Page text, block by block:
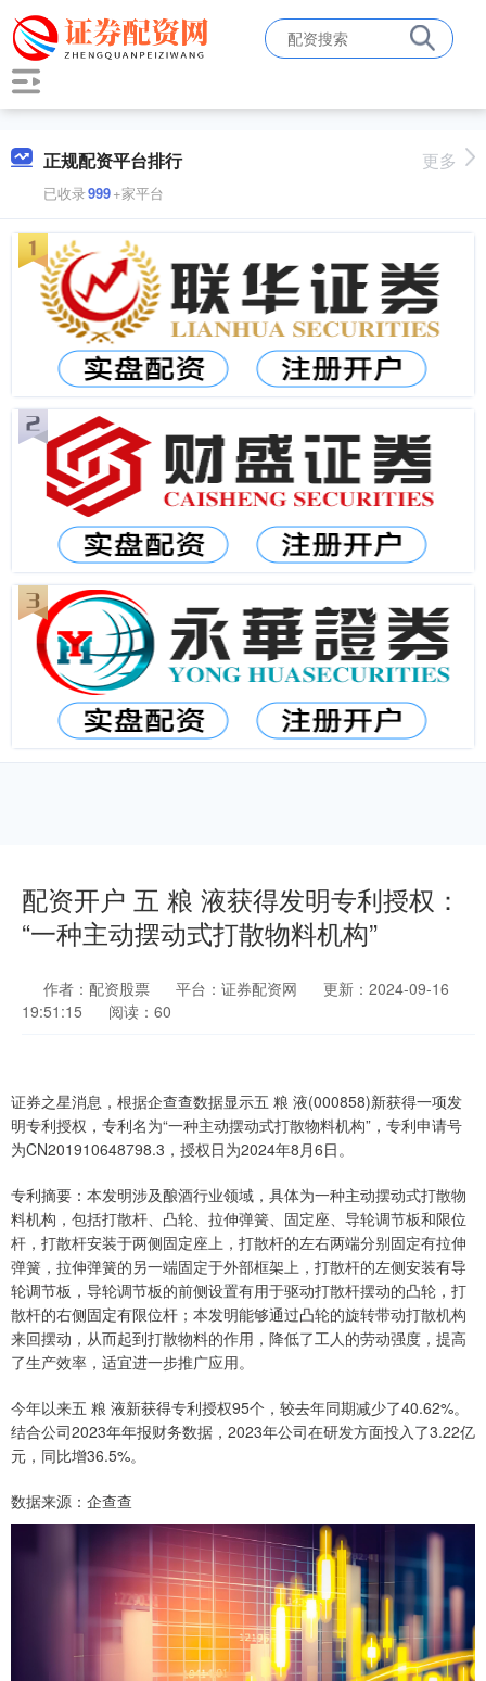
正规配资平台排行
已收录999+家平台
更多
配资开户 五 粮 液获得发明专利授权：
“一种主动摆动式打散物料机构”
作者：配资股票 平台：证券配资网
更新：2024-09-16
19:51:15
阅读：60
证券之星消息，根据企查查数据显示五 粮 液(000858)新获得一项发
明专利授权，专利名为“一种主动摆动式打散物料机构”，专利申请号
为CN201910648798.3，授权日为2024年8月6日。
专利摘要：本发明涉及酿酒行业领域，具体为一种主动摆动式打散物
料机构，包括打散杆、凸轮、拉伸弹簧、固定座、导轮调节板和限位
杆，打散杆安装于两侧固定座上，打散杆的左右两端分别固定有拉伸
弹簧，拉伸弹簧的另一端固定于外部框架上，打散杆的左侧安装有导
轮调节板，导轮调节板的前侧设置有用于驱动打散杆摆动的凸轮，打
散杆的右侧固定有限位杆；本发明能够通过凸轮的旋转带动打散机构
来回摆动，从而起到打散物料的作用，降低了工人的劳动强度，提高
了生产效率，适宜进一步推广应用。
今年以来五 粮 液新获得专利授权95个，较去年同期减少了40.62%。
结合公司2023年年报财务数据，2023年公司在研发方面投入了3.22亿
元，同比增36.5%。
数据来源：企查查